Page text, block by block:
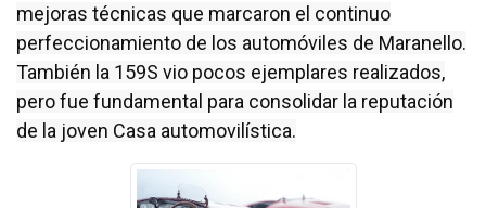
mejoras técnicas que marcaron el continuo
perfeccionamiento de los automóviles de Maranello.
También la 159S vio pocos ejemplares realizados,
pero fue fundamental para consolidar la reputación
de la joven Casa automovilística.